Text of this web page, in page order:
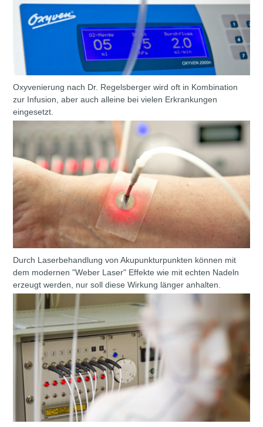
Oxyvenierung nach Dr. Regelsberger wird oft in Kombination
zur Infusion, aber auch alleine bei vielen Erkrankungen
eingesetzt.
Durch Laserbehandlung von Akupunkturpunkten können mit
dem modernen "Weber Laser" Effekte wie mit echten Nadeln
erzeugt werden, nur soll diese Wirkung länger anhalten.